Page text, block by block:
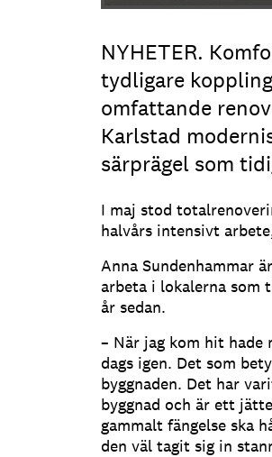
NYHETER.
tydligare
omfattande
Karlstad
särprägel som
I maj stod
halvårs intensivt
Anna Sundenhammar
arbeta i lokalerna som
år sedan.
– När jag kom hit
dags igen. Det som
byggnaden. Det har
byggnad och är ett
gammalt fängelse ska
den väl tagit sig in